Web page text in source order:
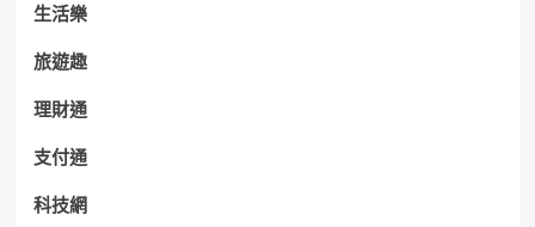
生活樂
旅遊趣
理財通
支付通
科技網